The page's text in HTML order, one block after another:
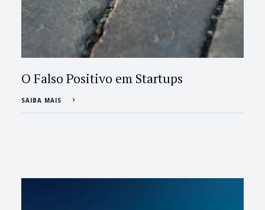
O Falso Positivo em Startups
SAIBA MAIS